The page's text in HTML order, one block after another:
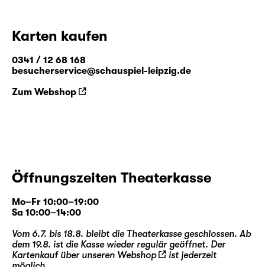
Karten kaufen
0341 / 12 68 168
besucherservice@schauspiel-leipzig.de
Zum Webshop
Öffnungszeiten Theaterkasse
Mo–Fr 10:00–19:00
Sa 10:00–14:00
Vom 6.7. bis 18.8. bleibt die Theaterkasse geschlossen. Ab
dem 19.8. ist die Kasse wieder regulär geöffnet. Der
Kartenkauf über unseren Webshop
ist jederzeit